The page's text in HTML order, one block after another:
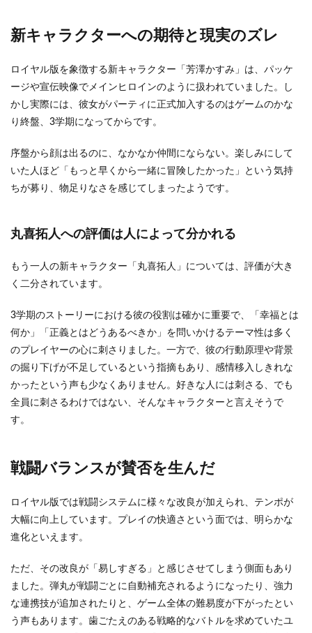
新キャラクターへの期待と現実のズレ
ロイヤル版を象徴する新キャラクター「芳澤かすみ」は、パッケ
ージや宣伝映像でメインヒロインのように扱われていました。し
かし実際には、彼女がパーティに正式加入するのはゲームのかな
り終盤、3学期になってからです。
序盤から顔は出るのに、なかなか仲間にならない。楽しみにして
いた人ほど「もっと早くから一緒に冒険したかった」という気持
ちが募り、物足りなさを感じてしまったようです。
丸喜拓人への評価は人によって分かれる
もう一人の新キャラクター「丸喜拓人」については、評価が大き
く二分されています。
3学期のストーリーにおける彼の役割は確かに重要で、「幸福とは
何か」「正義とはどうあるべきか」を問いかけるテーマ性は多く
のプレイヤーの心に刺さりました。一方で、彼の行動原理や背景
の掘り下げが不足しているという指摘もあり、感情移入しきれな
かったという声も少なくありません。好きな人には刺さる、でも
全員に刺さるわけではない、そんなキャラクターと言えそうで
す。
戦闘バランスが賛否を生んだ
ロイヤル版では戦闘システムに様々な改良が加えられ、テンポが
大幅に向上しています。プレイの快適さという面では、明らかな
進化といえます。
ただ、その改良が「易しすぎる」と感じさせてしまう側面もあり
ました。弾丸が戦闘ごとに自動補充されるようになったり、強力
な連携技が追加されたりと、ゲーム全体の難易度が下がったとい
う声もあります。歯ごたえのある戦略的なバトルを求めていたユ